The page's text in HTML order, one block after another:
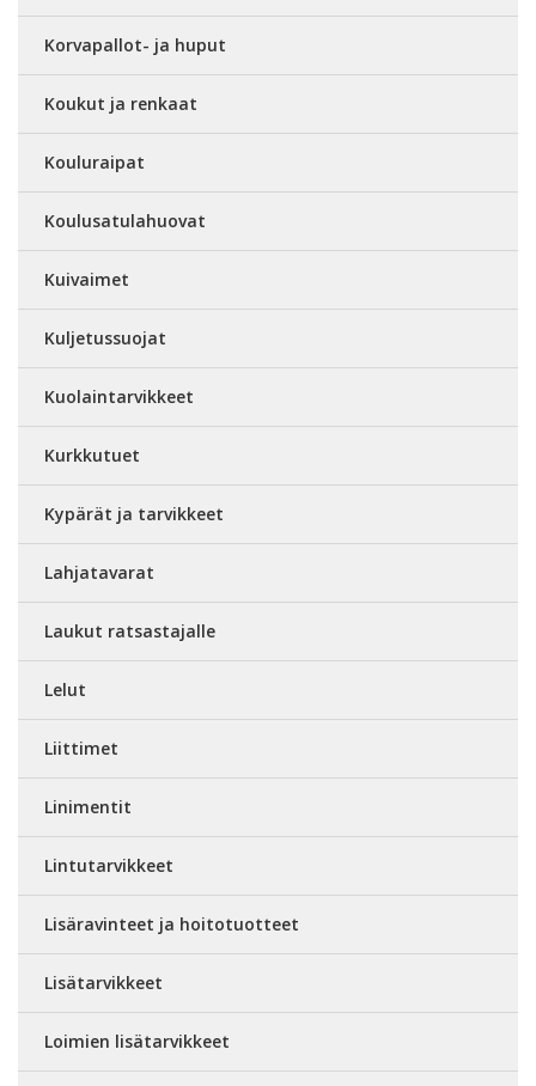
Korvapallot- ja huput
Koukut ja renkaat
Kouluraipat
Koulusatulahuovat
Kuivaimet
Kuljetussuojat
Kuolaintarvikkeet
Kurkkutuet
Kypärät ja tarvikkeet
Lahjatavarat
Laukut ratsastajalle
Lelut
Liittimet
Linimentit
Lintutarvikkeet
Lisäravinteet ja hoitotuotteet
Lisätarvikkeet
Loimien lisätarvikkeet